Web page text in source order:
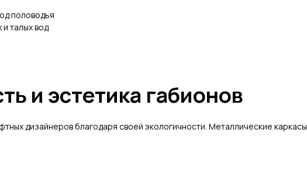
половодья
и талых вод
и эстетика габионов
дизайнеров благодаря своей экологичности. Металлические каркасы